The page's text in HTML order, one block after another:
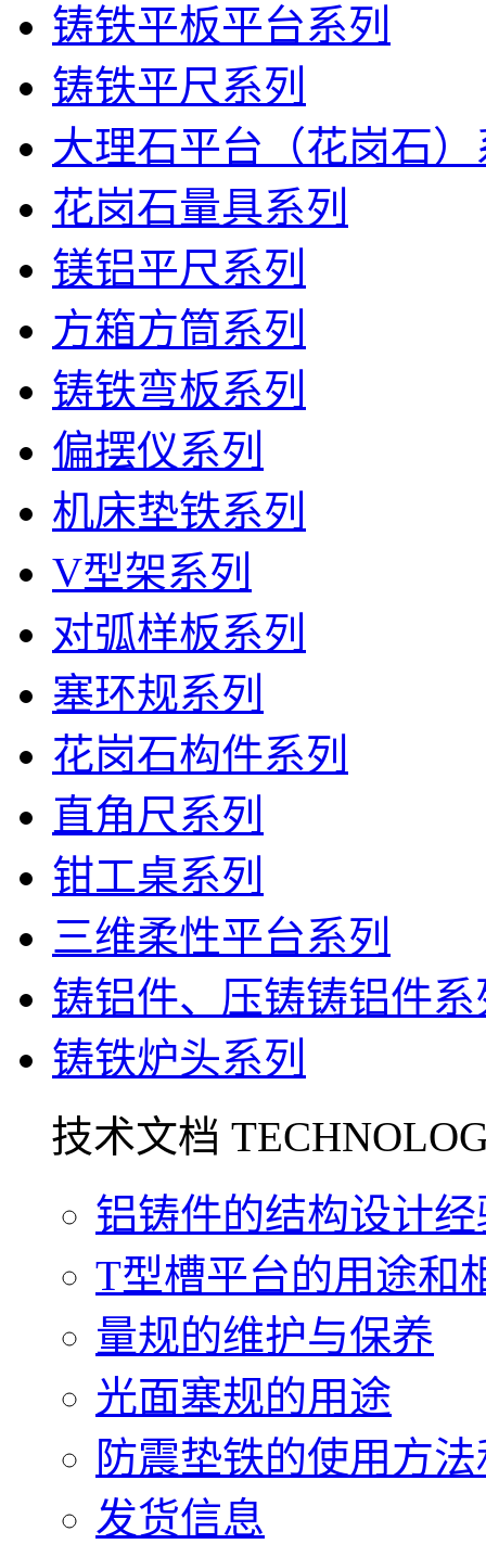
铸铁平板平台系列
铸铁平尺系列
大理石平台（花岗石）
花岗石量具系列
镁铝平尺系列
方箱方筒系列
铸铁弯板系列
偏摆仪系列
机床垫铁系列
V型架系列
对弧样板系列
塞环规系列
花岗石构件系列
直角尺系列
钳工桌系列
三维柔性平台系列
铸铝件、压铸铸铝件系
铸铁炉头系列
技术文档
铝铸件的结构设计经
T型槽平台的用途和
量规的维护与保养
光面塞规的用途
防震垫铁的使用方
发货信息